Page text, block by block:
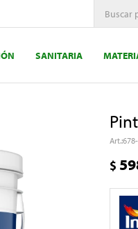
SANITARIA
$